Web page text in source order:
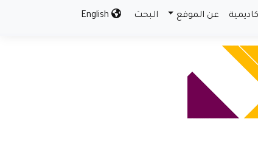
عن الموقع البحث